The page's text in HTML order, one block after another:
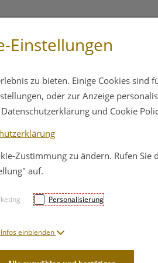
Nahrungsergänzung
PZN: 4589248
Einstellungen
zu bieten. Einige Cookies sind
oder zur Anzeige
und Cookie
Zustimmung zu ändern. Rufen Sie
auf.
Personalisierung
einblenden